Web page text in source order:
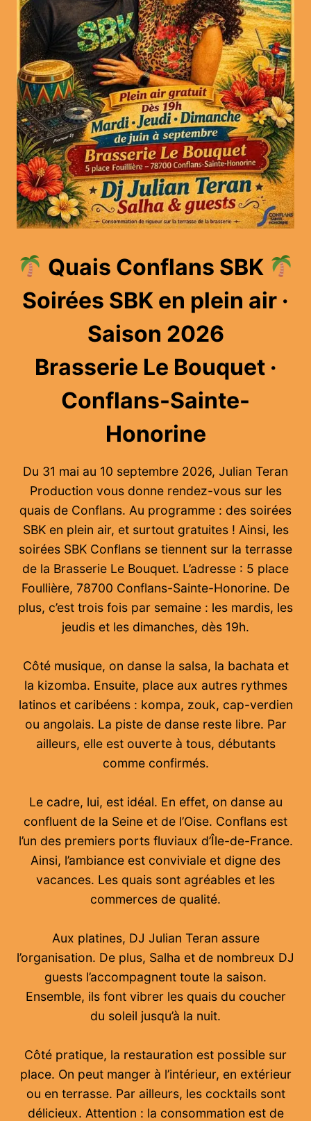
Quais Conflans SBK
Soirées SBK en plein air ·
Saison 2026
Brasserie Le Bouquet ·
Conflans-Sainte-
Honorine
Du 31 mai au 10 septembre 2026, Julian Teran
Production vous donne rendez-vous sur les
quais de Conflans. Au programme : des soirées
SBK en plein air, et surtout gratuites ! Ainsi, les
soirées SBK Conflans se tiennent sur la terrasse
de la Brasserie Le Bouquet. L’adresse : 5 place
Foullière, 78700 Conflans-Sainte-Honorine. De
plus, c’est trois fois par semaine : les mardis, les
jeudis et les dimanches, dès 19h.
Côté musique, on danse la salsa, la bachata et
la kizomba. Ensuite, place aux autres rythmes
latinos et caribéens : kompa, zouk, cap-verdien
ou angolais. La piste de danse reste libre. Par
ailleurs, elle est ouverte à tous, débutants
comme confirmés.
Le cadre, lui, est idéal. En effet, on danse au
confluent de la Seine et de l’Oise. Conflans est
l’un des premiers ports fluviaux d’Île-de-France.
Ainsi, l’ambiance est conviviale et digne des
vacances. Les quais sont agréables et les
commerces de qualité.
Aux platines, DJ Julian Teran assure
l’organisation. De plus, Salha et de nombreux DJ
guests l’accompagnent toute la saison.
Ensemble, ils font vibrer les quais du coucher
du soleil jusqu’à la nuit.
Côté pratique, la restauration est possible sur
place. On peut manger à l’intérieur, en extérieur
ou en terrasse. Par ailleurs, les cocktails sont
délicieux. Attention : la consommation est de